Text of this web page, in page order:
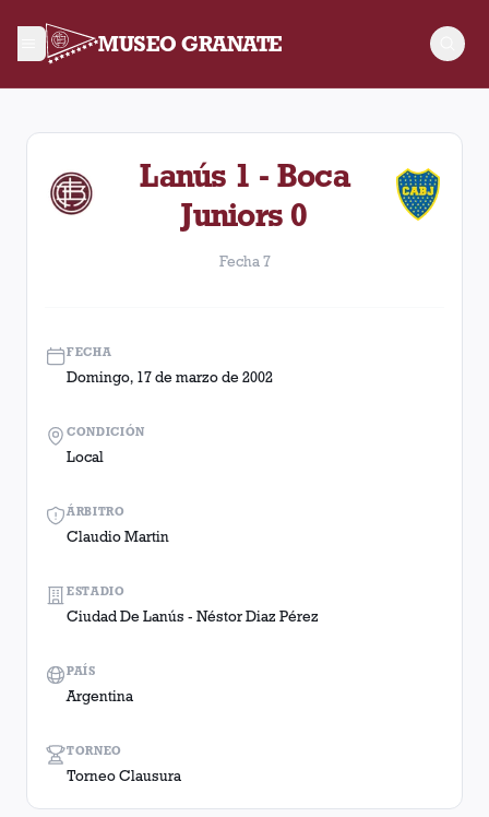
MUSEO GRANATE
Fecha 7. Partido entre Lanús y Boca Juniors disputado el
Lanús 1 - Boca
Juniors 0
Fecha 7
FECHA
Domingo, 17 de marzo de 2002
ÁRBITRO
Claudio Martin
TORNEO
Torneo Clausura
CONDICIÓN
Local
ESTADIO
Ciudad De Lanús - Néstor Diaz Pérez
PAÍS
Argentina